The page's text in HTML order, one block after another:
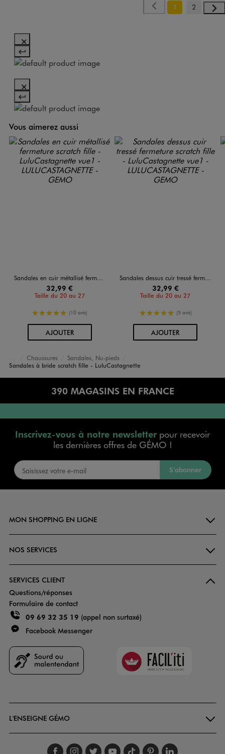
1 2
Vous aimerez aussi
Sandales en cuir métallisé fermeture scratch fille - LuluCastagnette
32,99 €
Taille du 20 au 27
5/5 de moyenne
(10 avis)
AJOUTERAU PANIER
Sandales dessus cuir tressé fermeture scratch fille - LuluCastagnette
32,99 €
Taille du 20 au 27
5/5 de moyenne
(5 avis)
AJOUTERAU PANIER
Accueil
Fille
Chaussures
Sandales, Nu-pieds
Sandales à bride scratch fille - LuluCastagnette
390 MAGASINS EN FRANCE
Inscrivez-vous à notre newsletterpour recevoir
les dernières offres de GÉMO !
S’abonner
MON SHOPPING EN LIGNE
NOS SERVICES
SERVICES CLIENT
Questions/réponses
Formulaire de contact
09 69 32 35 19 (appel non surtaxé)
Facebook Messenger
Faciliti
L'ENSEIGNE GÉMO